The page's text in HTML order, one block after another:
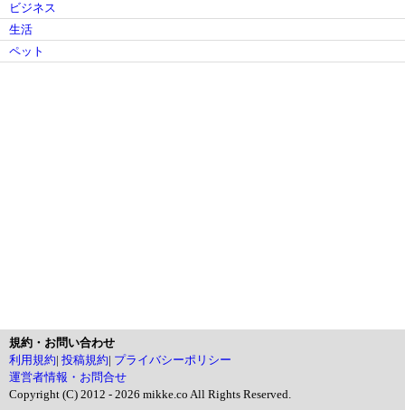
ビジネス
生活
ペット
規約・お問い合わせ
利用規約| 投稿規約| プライバシーポリシー
運営者情報・お問合せ
Copyright (C) 2012 - 2026 mikke.co All Rights Reserved.